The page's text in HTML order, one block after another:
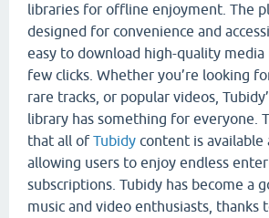
libraries for offline enjoyment. The
designed for convenience and
easy to download high-quality
few clicks. Whether you’re looking
rare tracks, or popular videos,
library has something for everyone.
that all ofTubidy content is available
allowing users to enjoy endless
subscriptions. Tubidy has become a
music and video enthusiasts, thanks